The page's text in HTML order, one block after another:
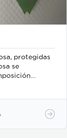
protegidas
se